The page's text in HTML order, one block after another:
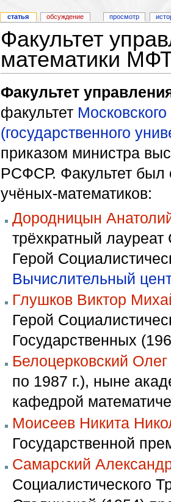
Факультет
математики
Факультет
факультет
(государственного
приказом министра
РСФСР. Факультет был
учёных-математиков:
Дородницын
трёхкратный
Герой
Вычислительный
Глушков Виктор
Герой
Государственных
Белоцерковский
по 1987 г.), ныне
кафедрой
Моисеев Никита
Государственной
Самарский
Социалистического
статья обсуждение просмотр